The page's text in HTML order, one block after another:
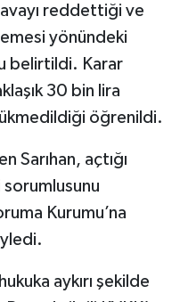
reddettiği ve
yönündeki
belirtildi. Karar
30 bin lira
öğrenildi.
Sarıhan, açtığı
sorumlusunu
Kurumu’na
aykırı şekilde